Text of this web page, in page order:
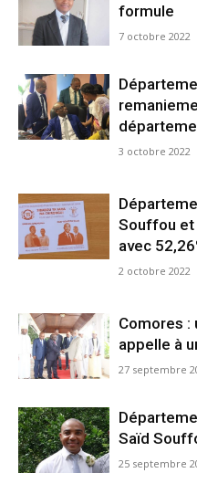
formule
7 octobre 2022
3 octobre 2022
Souffou et
avec
2 octobre 2022
Comores :
appelle à
27 septembre
Saïd
25 septembre